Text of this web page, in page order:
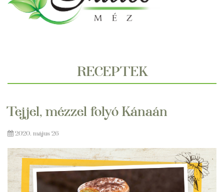
RECEPTEK
Tejjel, mézzel folyó Kánaán
2020. május 26